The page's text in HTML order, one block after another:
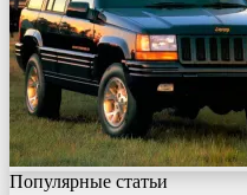
Популярные статьи